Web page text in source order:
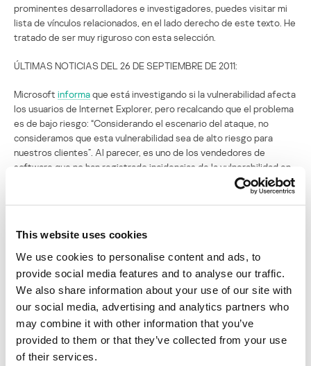
This website uses cookies
We use cookies to personalise content and ads, to
provide social media features and to analyse our traffic.
We also share information about your use of our site with
our social media, advertising and analytics partners who
may combine it with other information that you’ve
provided to them or that they’ve collected from your use
of their services.
prominentes desarrolladores e investigadores, puedes visitar mi
lista de vínculos relacionados, en el lado derecho de este texto. He
tratado de ser muy riguroso con esta selección.
ÚLTIMAS NOTICIAS DEL 26 DE SEPTIEMBRE DE 2011:
Microsoft informaque está investigando si la vulnerabilidad afecta
los usuarios de Internet Explorer, pero recalcando que el problema
es de bajo riesgo: “Considerando el escenario del ataque, no
consideramos que esta vulnerabilidad sea de alto riesgo para
nuestros clientes”. Al parecer, es uno de los vendedores de
software que no han registrado incidencias de la vulnerabilidad en
ENCRIPTACIÓN
¿Se le cae el cielo a SSL?
Su dirección de correo electrónico no será publicada. Los
campos obligatorios están marcados con